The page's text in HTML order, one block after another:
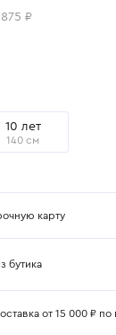
₽
10 лет
140 см
карту
бутика
от 15 000 ₽